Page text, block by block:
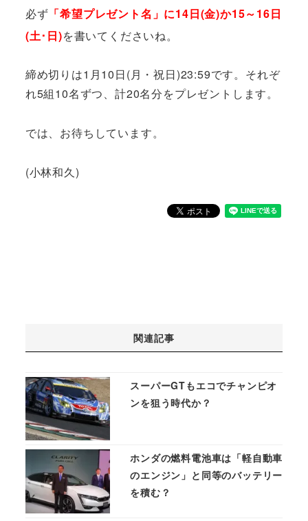
必ず 「希望プレゼント名」に14日(金)か15～16日
(土･日)を書いてくださいね。
締め切りは1月10日(月・祝日)23:59です。それぞ
れ5組10名ずつ、計20名分をプレゼントします。
では、お待ちしています。
(小林和久)
関連記事
スーパーGTもエコでチャンピオ
ンを狙う時代か？
ホンダの燃料電池車は「軽自動車
のエンジン」と同等のバッテリー
を積む？